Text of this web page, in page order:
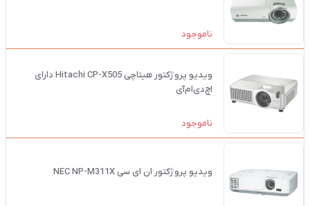
ناموجود
ویدیو پروژکتور هیتاچی Hitachi CP-X505 دارای
اچ‌دی‌ام‌آی
ناموجود
ویدیو پروژکتور ان ای سی NEC NP-M311X